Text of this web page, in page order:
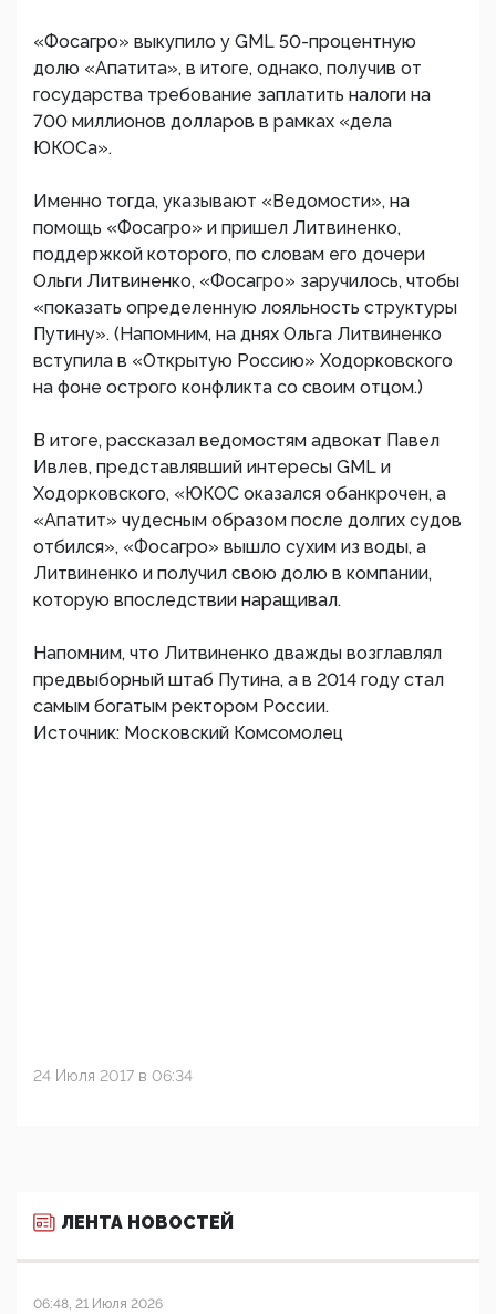
«Фосагро» выкупило у GML 50-процентную
долю «Апатита», в итоге, однако, получив от
государства требование заплатить налоги на
700 миллионов долларов в рамках «дела
ЮКОСа».
Именно тогда, указывают «Ведомости», на
помощь «Фосагро» и пришел Литвиненко,
поддержкой которого, по словам его дочери
Ольги Литвиненко, «Фосагро» заручилось, чтобы
«показать определенную лояльность структуры
Путину». (Напомним, на днях Ольга Литвиненко
вступила в «Открытую Россию» Ходорковского
на фоне острого конфликта со своим отцом.)
В итоге, рассказал ведомостям адвокат Павел
Ивлев, представлявший интересы GML и
Ходорковского, «ЮКОС оказался обанкрочен, а
«Апатит» чудесным образом после долгих судов
отбился», «Фосагро» вышло сухим из воды, а
Литвиненко и получил свою долю в компании,
которую впоследствии наращивал.
Напомним, что Литвиненко дважды возглавлял
предвыборный штаб Путина, а в 2014 году стал
самым богатым ректором России.
Источник: Московский Комсомолец
24 Июля 2017 в 06:34
ЛЕНТА НОВОСТЕЙ
06:48, 21 Июля 2026